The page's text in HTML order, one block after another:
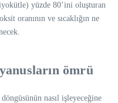
yüzde 80’ini oluşturan
oranının ve sıcaklığın ne
ömrü
nasıl işleyeceğine